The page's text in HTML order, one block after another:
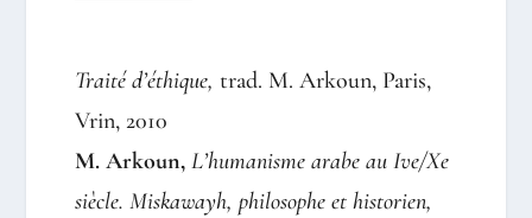
Traité d’éthique, trad. M. Arkoun, Paris,
Vrin, 2010
M. Arkoun, L’humanisme arabe au Ive/Xe
siècle. Miskawayh, philosophe et historien,